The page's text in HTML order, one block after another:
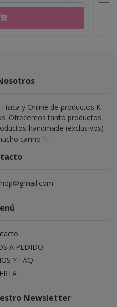
y Online de productos K-
Ofrecemos tanto productos
handmade (exclusivos)
cariño ♡.
A PEDIDO
Y FAQ
Newsletter